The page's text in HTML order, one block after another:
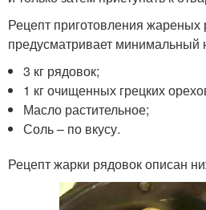
Рецепт приготовления жареных
предусматривает минимальный
3 кг рядовок;
1 кг очищенных грецких
Масло растительное;
Соль – по вкусу.
Рецепт жарки рядовок описан